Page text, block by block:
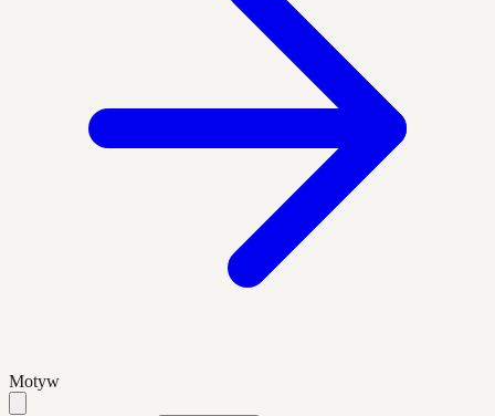
Motyw